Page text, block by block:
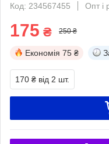
Код: 234567455
Опт і
175 ₴ 250 ₴
Економія 75 ₴
170 ₴ від 2 шт.